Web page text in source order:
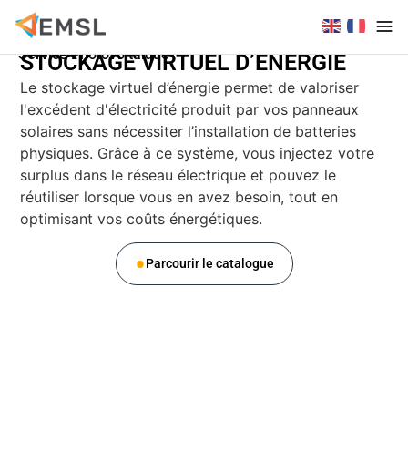
Service Photovoltaïque
STOCKAGE VIRTUEL D’ÉNERGIE
Le stockage virtuel d’énergie permet de valoriser
l'excédent d'électricité produit par vos panneaux
solaires sans nécessiter l’installation de batteries
physiques. Grâce à ce système, vous injectez votre
surplus dans le réseau électrique et pouvez le
réutiliser lorsque vous en avez besoin, tout en
optimisant vos coûts énergétiques.
Parcourir le catalogue